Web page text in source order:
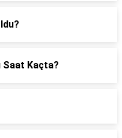
Saat Kaçta?